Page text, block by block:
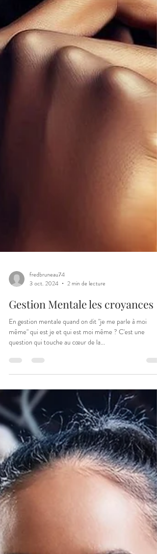
fredbruneau74
Gestion Mentale les croyances
même" qui est je et qui est moi même ? C'est une
question qui touche au cœur de la...